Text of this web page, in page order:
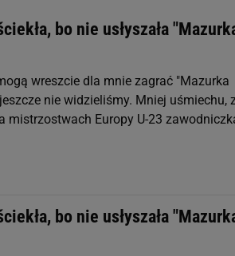
bo nie usłyszała
wreszcie dla mnie zagrać "Mazurka
nie widzieliśmy. Mniej uśmiechu,
mistrzostwach Europy U-23
bo nie usłyszała